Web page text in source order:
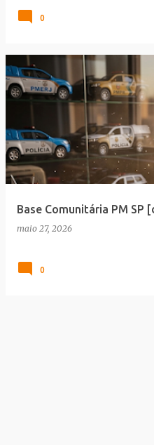
0
Base Comunitária PM SP
maio 27, 2026
0